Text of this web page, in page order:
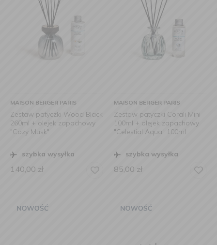
MAISON BERGER PARIS
Zestaw patyczki Wood Black
260ml + olejek zapachowy
"Cozy Musk"
szybka wysyłka
140,00 zł
MAISON BERGER PARIS
Zestaw patyczki Corali Mini
100ml + olejek zapachowy
"Celestial Aqua" 100ml
szybka wysyłka
85,00 zł